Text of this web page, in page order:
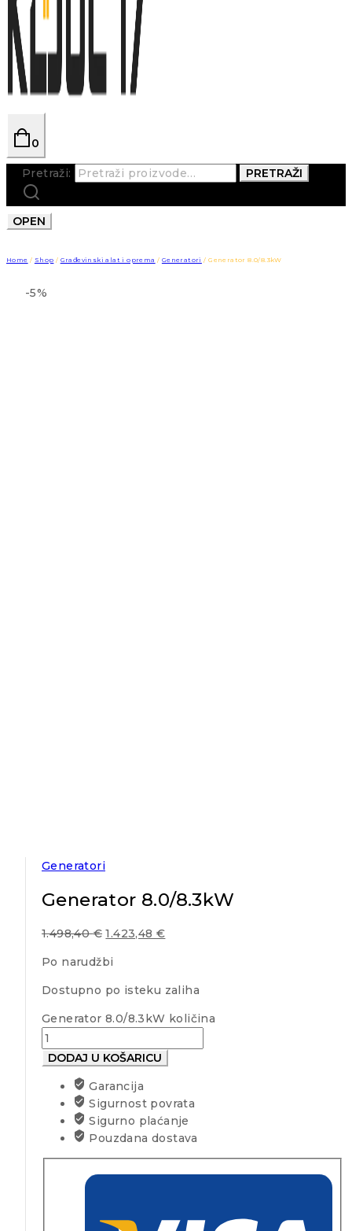
0
Pretraži: PRETRAŽI
OPEN
Home / Shop / Građevinski alat i oprema / Generatori / Generator 8.0/8.3kW
-5%
Generatori
Generator 8.0/8.3kW
1.498,40€ 1.423,48€
Po narudžbi
Dostupno po isteku zaliha
Generator 8.0/8.3kW količina
DODAJ U KOŠARICU
Garancija
Sigurnost povrata
Sigurno plaćanje
Pouzdana dostava